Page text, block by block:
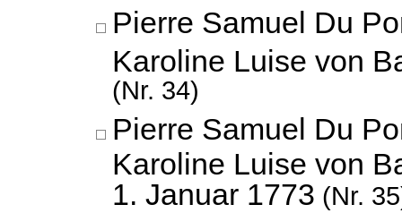
Pierre Samuel Du
Karoline Luise von
(Nr. 34)
Pierre Samuel Du
Karoline Luise von
1. Januar 1773 (Nr.